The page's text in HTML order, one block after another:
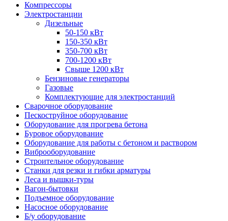
Компрессоры
Электростанции
Дизельные
50-150 кВт
150-350 кВт
350-700 кВт
700-1200 кВт
Свыше 1200 кВт
Бензиновые генераторы
Газовые
Комплектующие для электростанций
Сварочное оборудование
Пескоструйное оборудование
Оборудование для прогрева бетона
Буровое оборудование
Оборудование для работы с бетоном и раствором
Виброоборудование
Строительное оборудование
Станки для резки и гибки арматуры
Леса и вышки-туры
Вагон-бытовки
Подъемное оборудование
Насосное оборудование
Б/у оборудование